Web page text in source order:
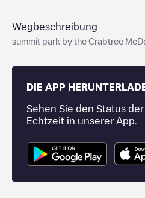
Wegbeschreibung
summit park by the Crabtree
DIE APP
Sehen Sie den Status
Echtzeit in unserer App.